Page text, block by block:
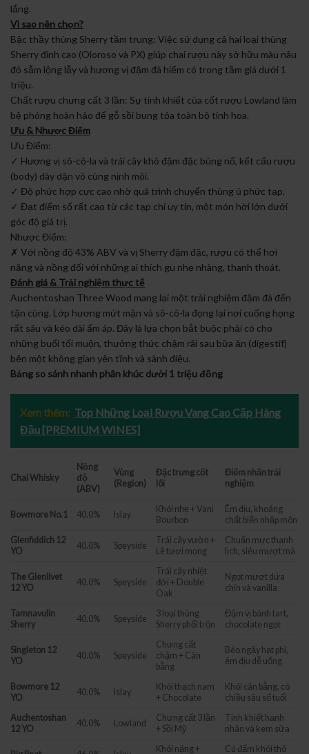
lắng.
Vì sao nên chọn?
Bậc thầy thùng Sherry tầm trung: Việc sử dụng cả hai loại thùng
Sherry đỉnh cao (Oloroso và PX) giúp chai rượu này sở hữu màu nâu
đỏ sẫm lộng lẫy và hương vị đậm đà hiếm có trong tầm giá dưới 1
triệu.
Chất rượu chưng cất 3 lần: Sự tinh khiết của cốt rượu Lowland làm
bệ phóng hoàn hảo để gỗ sồi bung tỏa toàn bộ tinh hoa.
Ưu & Nhược Điểm
Ưu Điểm:
✓ Hương vị sô-cô-la và trái cây khô đậm đặc bùng nổ, kết cấu rượu
(body) dày dặn vô cùng nịnh môi.
✓ Độ phức hợp cực cao nhờ quá trình chuyển thùng ủ phức tạp.
✓ Đạt điểm số rất cao từ các tạp chí uy tín, một món hời lớn dưới
góc độ giá trị.
Nhược Điểm:
✗ Với nồng độ 43% ABV và vị Sherry đậm đặc, rượu có thể hơi
nặng và nồng đối với những ai thích gu nhẹ nhàng, thanh thoát.
Đánh giá & Trải nghiệm thực tế
Auchentoshan Three Wood mang lại một trải nghiệm đậm đà đến
tận cùng. Lớp hương mứt mận và sô-cô-la đọng lại nơi cuống họng
rất sâu và kéo dài ấm áp. Đây là lựa chọn bắt buộc phải có cho
những buổi tối muộn, thưởng thức chậm rãi sau bữa ăn (digestif)
bên một không gian yên tĩnh và sành điệu.
Bảng so sánh nhanh phân khúc dưới 1 triệu đồng
Xem thêm: Top Những Loại Rượu Vang Cao Cấp Hàng
Đầu [PREMIUM WINES]
Chai Whisky
Nồng
độ
(ABV)
Vùng
(Region)
Đặc trưng cốt
lõi
Điểm nhấn trải
nghiệm
Bowmore No.1 40.0% Islay
Khói nhẹ + Vani
Bourbon
Êm dịu, khoáng
chất biển nhập môn
Glenfiddich 12
YO
40.0% Speyside
Trái cây vườn +
Lê tươi mọng
Chuẩn mực thanh
lịch, siêu mượt mà
The Glenlivet
12 YO
40.0% Speyside
Trái cây nhiệt
đới + Double
Oak
Ngọt mượt dứa
chín và vanilla
Tamnavulin
Sherry
40.0% Speyside
3 loại thùng
Sherry phối trộn
Đậm vị bánh tart,
chocolate ngọt
Singleton 12
YO
40.0% Speyside
Chưng cất
chậm + Cân
bằng
Béo ngậy hạt phỉ,
êm dịu dễ uống
Bowmore 12
YO
40.0% Islay
Khói thạch nam
+ Chocolate
Khói cân bằng, có
chiều sâu số tuổi
Auchentoshan
12 YO
40.0% Lowland
Chưng cất 3 lần
+ Sồi Mỹ
Tinh khiết hạnh
nhân và kem sữa
Khói nặng + Cú đấm khói thô